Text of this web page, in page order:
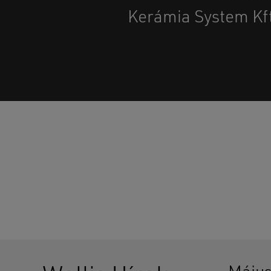
Kerámia System